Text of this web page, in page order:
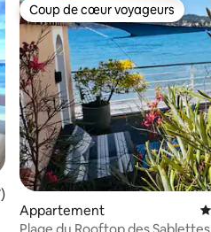
moyenne sur la base de 437
Coup de cœur voyageurs
Coup de cœur voyageurs
Appartement